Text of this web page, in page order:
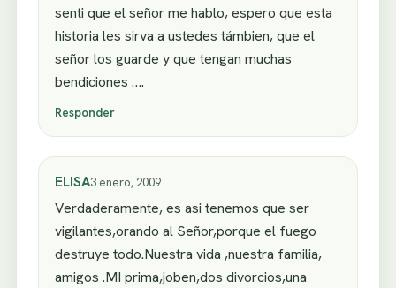
senti que el señor me hablo, espero que esta
historia les sirva a ustedes támbien, que el
señor los guarde y que tengan muchas
bendiciones ….
Responder
ELISA3 enero, 2009
Verdaderamente, es asi tenemos que ser
vigilantes,orando al Señor,porque el fuego
destruye todo.Nuestra vida ,nuestra familia,
amigos .MI prima,joben,dos divorcios,una